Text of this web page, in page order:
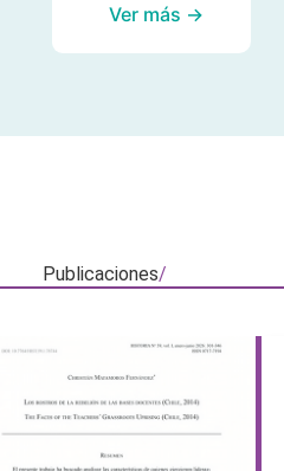
Ver más →
Publicaciones/